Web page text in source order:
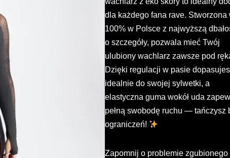
dla każdego fana rave. Stworzona
100% w Polsce z najwyższą
o szczegóły, pozwala mieć Twój
ulubiony wachlarz zawsze pod
Dzięki regulacji w pasie
idealnie do swojej sylwetki, a
elastyczna guma wokół uda
pełną swobodę ruchu — tańczysz
ograniczeń!
Zapomnij o problemie zgubionego